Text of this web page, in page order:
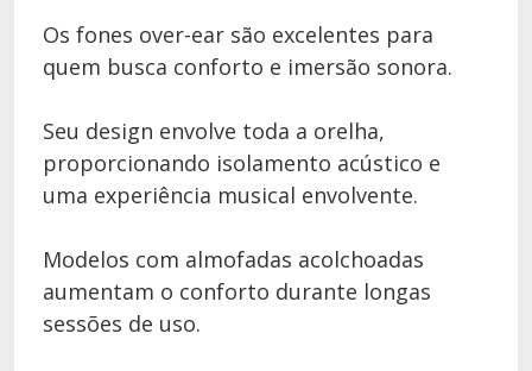
Os fones over-ear são excelentes para
quem busca conforto e imersão sonora.
Seu design envolve toda a orelha,
proporcionando isolamento acústico e
uma experiência musical envolvente.
Modelos com almofadas acolchoadas
aumentam o conforto durante longas
sessões de uso.